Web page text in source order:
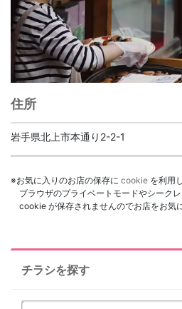
住所
岩手県北上市本通り2-2-1
※お気に入りのお店の保存に cookie を利用
ブラウザのプライベートモードやシーク
cookie が保存されませんのでお店をお気
チラシを探す